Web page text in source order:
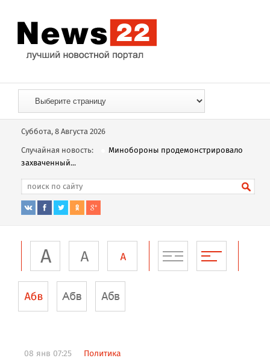
Суббота, 8 Августа 2026
Случайная новость:
Минобороны продемонстрировало
захваченный...
08 янв 07:25 Политика